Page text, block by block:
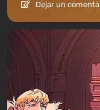
Dejar un